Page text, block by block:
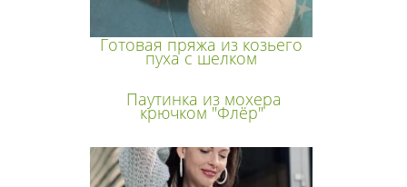
Готовая пряжа из козьего
пуха с шелком
Паутинка из мохера
крючком "Флёр"